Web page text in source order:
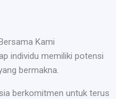
Kami
individu memiliki potensi
bermakna.
berkomitmen untuk terus